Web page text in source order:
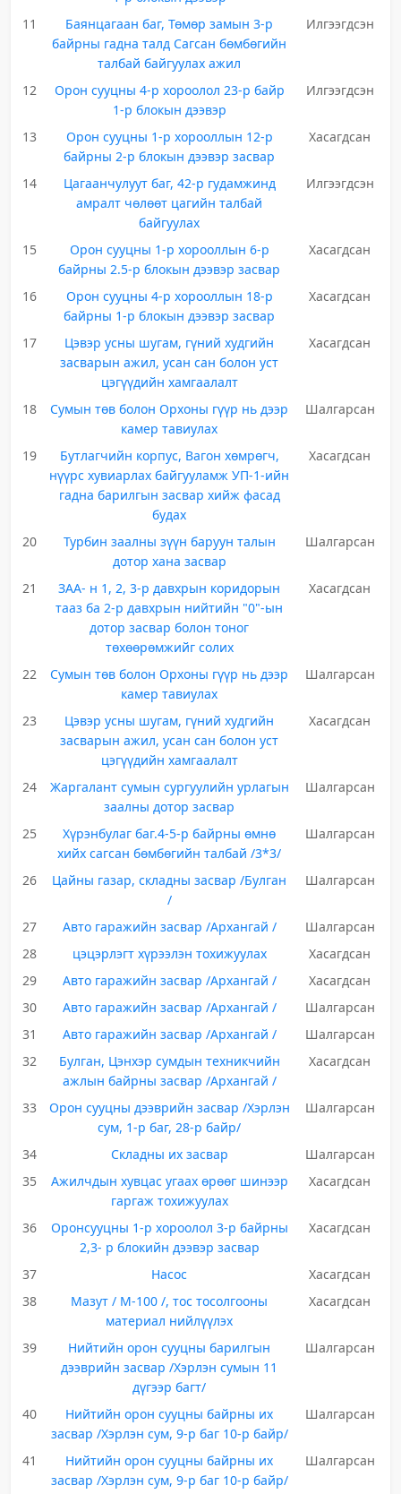
11
Баянцагаан баг, Төмөр замын 3-р
байрны гадна талд Сагсан бөмбөгийн
талбай байгуулах ажил
Илгээгдсэн
12
Орон сууцны 4-р хороолол 23-р байр
1-р блокын дээвэр
Илгээгдсэн
13
Орон сууцны 1-р хорооллын 12-р
байрны 2-р блокын дээвэр засвар
Хасагдсан
14
Цагаанчулуут баг, 42-р гудамжинд
амралт чөлөөт цагийн талбай
байгуулах
Илгээгдсэн
15
Орон сууцны 1-р хорооллын 6-р
байрны 2.5-р блокын дээвэр засвар
Хасагдсан
16
Орон сууцны 4-р хорооллын 18-р
байрны 1-р блокын дээвэр засвар
Хасагдсан
17
Цэвэр усны шугам, гүний худгийн
засварын ажил, усан сан болон уст
цэгүүдийн хамгаалалт
Хасагдсан
18
Сумын төв болон Орхоны гүүр нь дээр
камер тавиулах
Шалгарсан
19
Бутлагчийн корпус, Вагон хөмрөгч,
нүүрс хувиарлах байгууламж УП-1-ийн
гадна барилгын засвар хийж фасад
будах
Хасагдсан
20
Турбин заалны зүүн баруун талын
дотор хана засвар
Шалгарсан
21
ЗАА- н 1, 2, 3-р давхрын коридорын
тааз ба 2-р давхрын нийтийн "0"-ын
дотор засвар болон тоног
төхөөрөмжийг солих
Хасагдсан
22
Сумын төв болон Орхоны гүүр нь дээр
камер тавиулах
Шалгарсан
23
Цэвэр усны шугам, гүний худгийн
засварын ажил, усан сан болон уст
цэгүүдийн хамгаалалт
Хасагдсан
24
Жаргалант сумын сургуулийн урлагын
заалны дотор засвар
Шалгарсан
25
Хүрэнбулаг баг.4-5-р байрны өмнө
хийх сагсан бөмбөгийн талбай /3*3/
Шалгарсан
26
Цайны газар, складны засвар /Булган
/
Шалгарсан
27 Авто гаражийн засвар /Архангай /
Шалгарсан
28
цэцэрлэгт хүрээлэн тохижуулах
Хасагдсан
29
Авто гаражийн засвар /Архангай /
Хасагдсан
30
Авто гаражийн засвар /Архангай /
Шалгарсан
31
Авто гаражийн засвар /Архангай /
Шалгарсан
32
Булган, Цэнхэр сумдын техникчийн
ажлын байрны засвар /Архангай /
Хасагдсан
33
Орон сууцны дээврийн засвар /Хэрлэн
сум, 1-р баг, 28-р байр/
Шалгарсан
34 Складны их засвар
Шалгарсан
35
Ажилчдын хувцас угаах өрөөг шинээр
гаргаж тохижуулах
Хасагдсан
36
Оронсууцны 1-р хороолол 3-р байрны
2,3- р блокийн дээвэр засвар
Хасагдсан
37 Насос
Хасагдсан
38
Мазут / М-100 /, тос тосолгооны
материал нийлүүлэх
Хасагдсан
39
Нийтийн орон сууцны барилгын
дээврийн засвар /Хэрлэн сумын 11
дүгээр багт/
Шалгарсан
40
Нийтийн орон сууцны байрны их
засвар /Хэрлэн сум, 9-р баг 10-р байр/
Шалгарсан
41
Нийтийн орон сууцны байрны их
засвар /Хэрлэн сум, 9-р баг 10-р байр/
Шалгарсан